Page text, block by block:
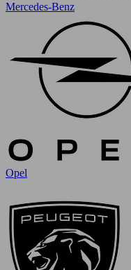
Mercedes-Benz
Opel